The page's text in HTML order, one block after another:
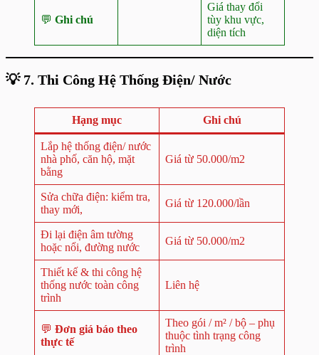
💬 Ghi chú
Giá thay đổi
tùy khu vực,
diện tích
💡 7. Thi Công Hệ Thống Điện/ Nước
Hạng mục Ghi chú
Lắp hệ thống điện/ nước
nhà phố, căn hộ, mặt
bằng
Giá từ 50.000/m2
Sửa chữa điện: kiểm tra,
thay mới,
Giá từ 120.000/lần
Đi lại điện âm tường
hoặc nổi, đường nước
Giá từ 50.000/m2
Thiết kế & thi công hệ
thống nước toàn công
trình
Liên hệ
💬 Đơn giá báo theo
thực tế
Theo gói / m² / bộ – phụ
thuộc tình trạng công
trình